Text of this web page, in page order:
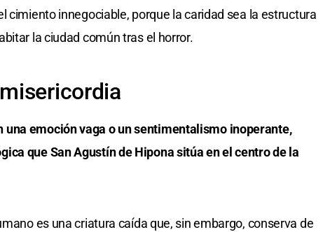
cimiento innegociable, porque la caridad sea la estructura
la ciudad común tras el horror.
una emoción vaga o un sentimentalismo inoperante,
que San Agustín de Hipona sitúa en el centro de la
es una criatura caída que, sin embargo, conserva de